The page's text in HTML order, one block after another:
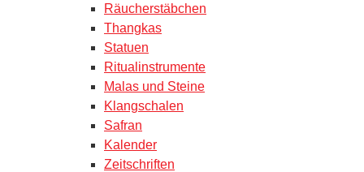
Räucherstäbchen
Thangkas
Statuen
Ritualinstrumente
Malas und Steine
Klangschalen
Safran
Kalender
Zeitschriften